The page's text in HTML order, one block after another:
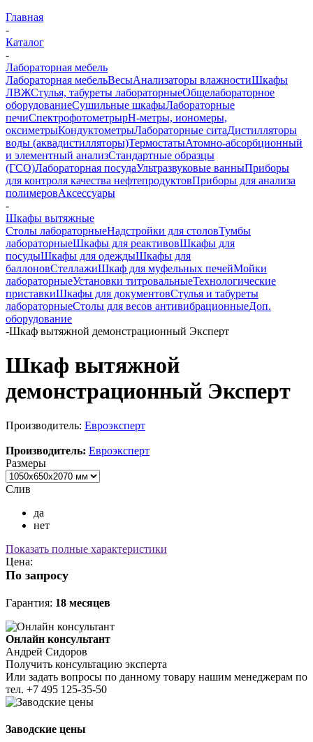
Главная
-
Каталог
-
Лабораторная мебель
Лабораторная мебельВесыАнализаторы влажностиШкафы
ЛВЖСтулья, табуреты лабораторныеОбщелабораторное
оборудованиеСушильные шкафыЛабораторные
печиСпектрофотометрыpH-метры, иономеры,
оксиметрыКондуктометрыЛабораторные ситаДистилляторы
воды (аквадистилляторы)ТермостатыАтомно-абсорбционный
и элементный анализСтандартные образцы
(ГСО)Лабораторная посудаУльтразвуковые ванныПриборы
для контроля качества нефтепродуктовПриборы для анализа
полимеровАксессуары
-
Шкафы вытяжные
Столы лабораторныеНадстройки для столовТумбы
лабораторныеШкафы для реактивовШкафы для
посудыШкафы для одеждыШкафы для
баллоновСтеллажиШкаф для муфельных печейМойки
лабораторныеУстановки титровальныеТехнологические
приставкиШкафы для документовСтулья и табуреты
лабораторныеСтолы для весов антивибрационныеДоп.
оборудование
-Шкаф вытяжной демонстрационный Эксперт
Шкаф вытяжной
демонстрационный Эксперт
Производитель: Евроэксперт
Производитель: Евроэксперт
Размеры
Слив
да
нет
Показать полные характеристики
Цена:
По запросу
Гарантия: 18 месяцев
Онлайн консультант
Андрей Сидоров
Получить консультацию эксперта
Или задать вопросы по данному товару нашим менеджерам по
тел. +7 495 125-35-50
Заводские цены